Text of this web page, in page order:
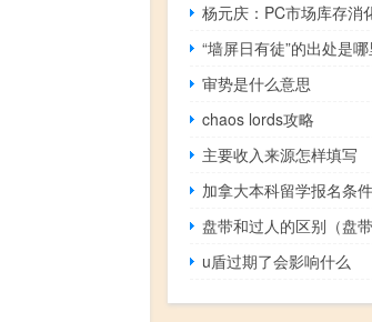
“墙屏日有徒”的出处是哪
审势是什么意思
chaos lords攻略
主要收入来源怎样填写
加拿大本科留学报名条件
盘带和过人的区别（盘带
u盾过期了会影响什么